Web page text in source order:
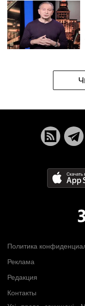
Политика
Реклама
Редакция
Контакты